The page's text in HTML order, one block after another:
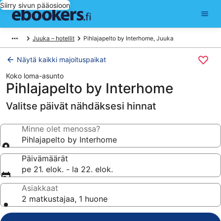
Siirry sivun pääosioon
Juuka – hotellit Pihlajapelto by Interhome, Juuka
Näytä kaikki majoituspaikat
Koko loma-asunto
Pihlajapelto by Interhome
Valitse päivät nähdäksesi hinnat
Minne olet menossa?
Pihlajapelto by Interhome
Päivämäärät
pe 21. elok. - la 22. elok.
Asiakkaat
2 matkustajaa, 1 huone